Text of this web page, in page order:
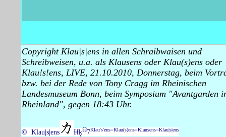
Copyright Klau|s|ens in allen Schraibwaisen und
Schreibweisen, u.a. als Klausens oder Klau(s)ens oder
Klau!s!ens, LIVE, 21.10.2010, Donnerstag, beim
bzw. bei der Rede von Tony Cragg im Rheinischen
Landesmuseum Bonn, beim Symposium "Avantgarden
Rheinland", gegen 18:43 Uhr.
© Klau|s|ens ĦķΩ7Klau's'ens=Klau(s)ens=Klausens=Klau|s|ens